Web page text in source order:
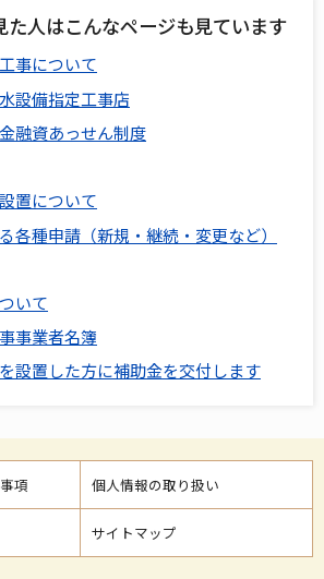
た人はこんなページも見ています
事について
設備指定工事店
融資あっせん制度
置について
各種申請（新規・継続・変更など）
いて
事業者名簿
設置した方に補助金を交付します
項 個人情報の取り扱い
サイトマップ